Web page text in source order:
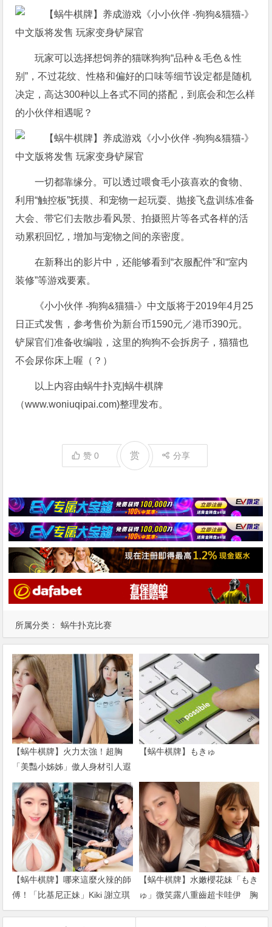
所属分类： 蜗牛扑克比赛
玩家可以选择想饲养的猫咪狗狗“品种＆毛色＆性
别”，不过花纹、性格和偏好的口味等细节设定都是随机
决定，高达300种以上各式不同的搭配，到底会和怎么样
的小伙伴相遇呢？
一切都靠缘分。可以透过喂食毛小孩喜欢的食物、
利用“触控板”抚摸、和宠物一起玩耍、抛接飞盘训练准备
大会、带它们去散步看风景、拍摄照片等各式各样的活
动累积回忆，增加与宠物之间的亲密度。
在新释出的影片中，还能够看到“衣服配件”和“室内
装修”等游戏要素。
《小小伙伴 -狗狗&猫猫-》中文版将于2019年4月25
日正式发售，参考售价为新台币1590元／港币390元。
铲屎官们准备收编啦，这里的狗狗不会拆房子，猫猫也
不会尿你床上喔（？）
以上内容由蜗牛扑克|蜗牛棋牌
（www.woniuqipai.com)整理发布。
赞0 赏 分享
【蜗牛棋牌】火力太強！超胸
「美豔小姊姊」傲人身材引人遐
想 一身兇猛戰袍直接辣到噴火
【蜗牛棋牌】もきゅ
【蜗牛棋牌】哪來這麼火辣的師
傅！「比基尼正妹」Kiki 謝立琪
體驗日料店長 低胸洋裝登場讓
【蜗牛棋牌】水嫩櫻花妹「もき
ゅ」微笑露八重齒超卡哇伊 胸
前全集中「乳之呼吸」戰鬥力破